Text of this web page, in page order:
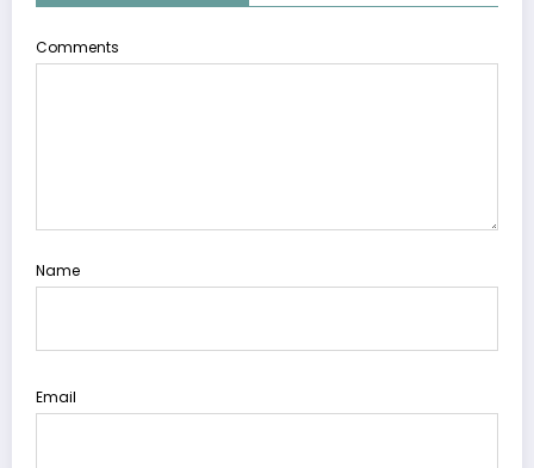
Comments
Name
Email